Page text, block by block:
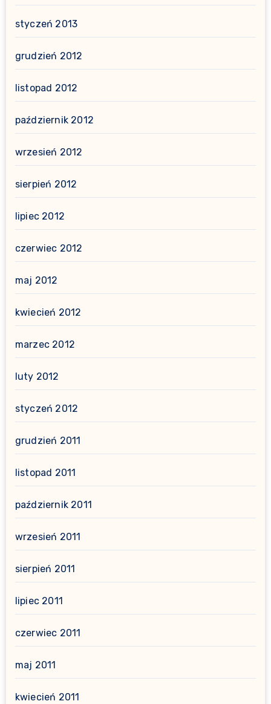
styczeń 2013
grudzień 2012
listopad 2012
październik 2012
wrzesień 2012
sierpień 2012
lipiec 2012
czerwiec 2012
maj 2012
kwiecień 2012
marzec 2012
luty 2012
styczeń 2012
grudzień 2011
listopad 2011
październik 2011
wrzesień 2011
sierpień 2011
lipiec 2011
czerwiec 2011
maj 2011
kwiecień 2011